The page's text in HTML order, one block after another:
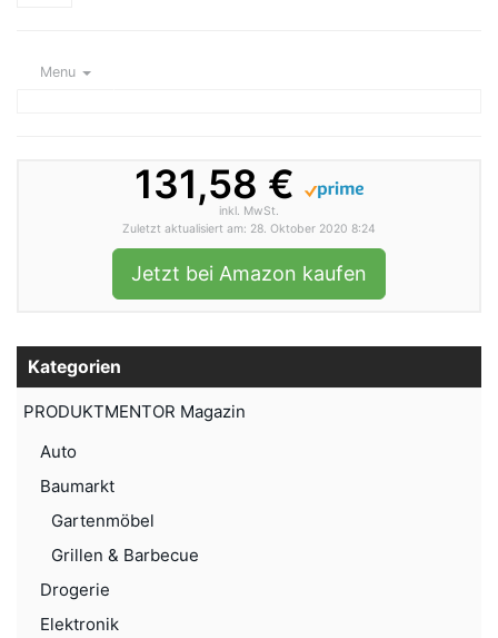
Menu
131,58 €
inkl. MwSt.
Zuletzt aktualisiert am: 28. Oktober 2020 8:24
Jetzt bei Amazon kaufen
Kategorien
PRODUKTMENTOR Magazin
Auto
Baumarkt
Gartenmöbel
Grillen & Barbecue
Drogerie
Elektronik